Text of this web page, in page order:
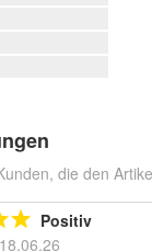
die den
Positiv
18.06.26